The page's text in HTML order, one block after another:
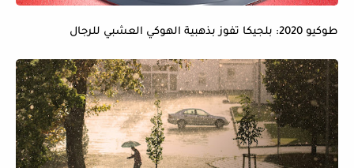
طوكيو 2020: بلجيكا تفوز بذهبية الهوكي العشبي للرجال